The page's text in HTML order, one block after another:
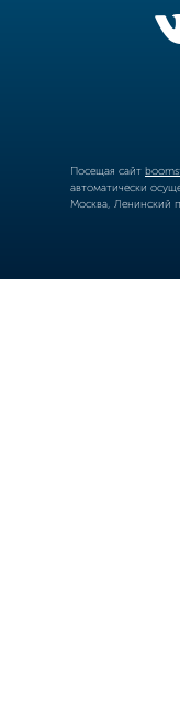
Посещая сайт
автоматически
Москва, Ленинский